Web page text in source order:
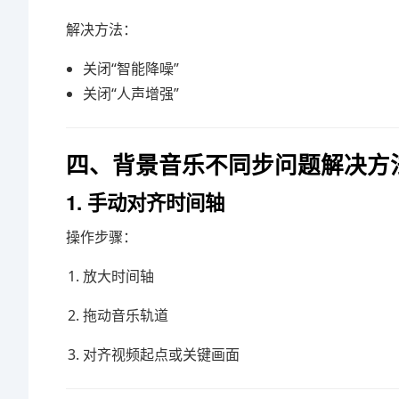
解决方法：
关闭“智能降噪”
关闭“人声增强”
四、背景音乐不同步问题解决方
1. 手动对齐时间轴
操作步骤：
放大时间轴
拖动音乐轨道
对齐视频起点或关键画面